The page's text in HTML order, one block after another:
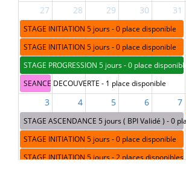
27
STAGE INITIATION 5 jours - 0 place disponible
STAGE INITIATION 5 jours - 0 place disponible
STAGE PROGRESSION 5 jours - 0 place disponible
SEANCE DECOUVERTE - 1 place disponible
28 29 30 31
3
STAGE ASCENDANCE 5 jours ( BPI Validé ) - 0
STAGE INITIATION 5 jours - 0 place disponible
STAGE INITIATION 5 jours - 2 places disponibles
4 5 6 7